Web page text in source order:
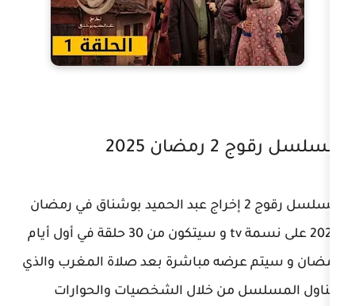
2025
مسلسل رقوج 2 إخراج عبد الحميد بوشناق في رمضان
2025 على نسمة tv و سيتكون من 30 حلقة في أول أيام
مباشرة بعد صلاة المغرب والذي
من خلال الشخصيات والحوارات